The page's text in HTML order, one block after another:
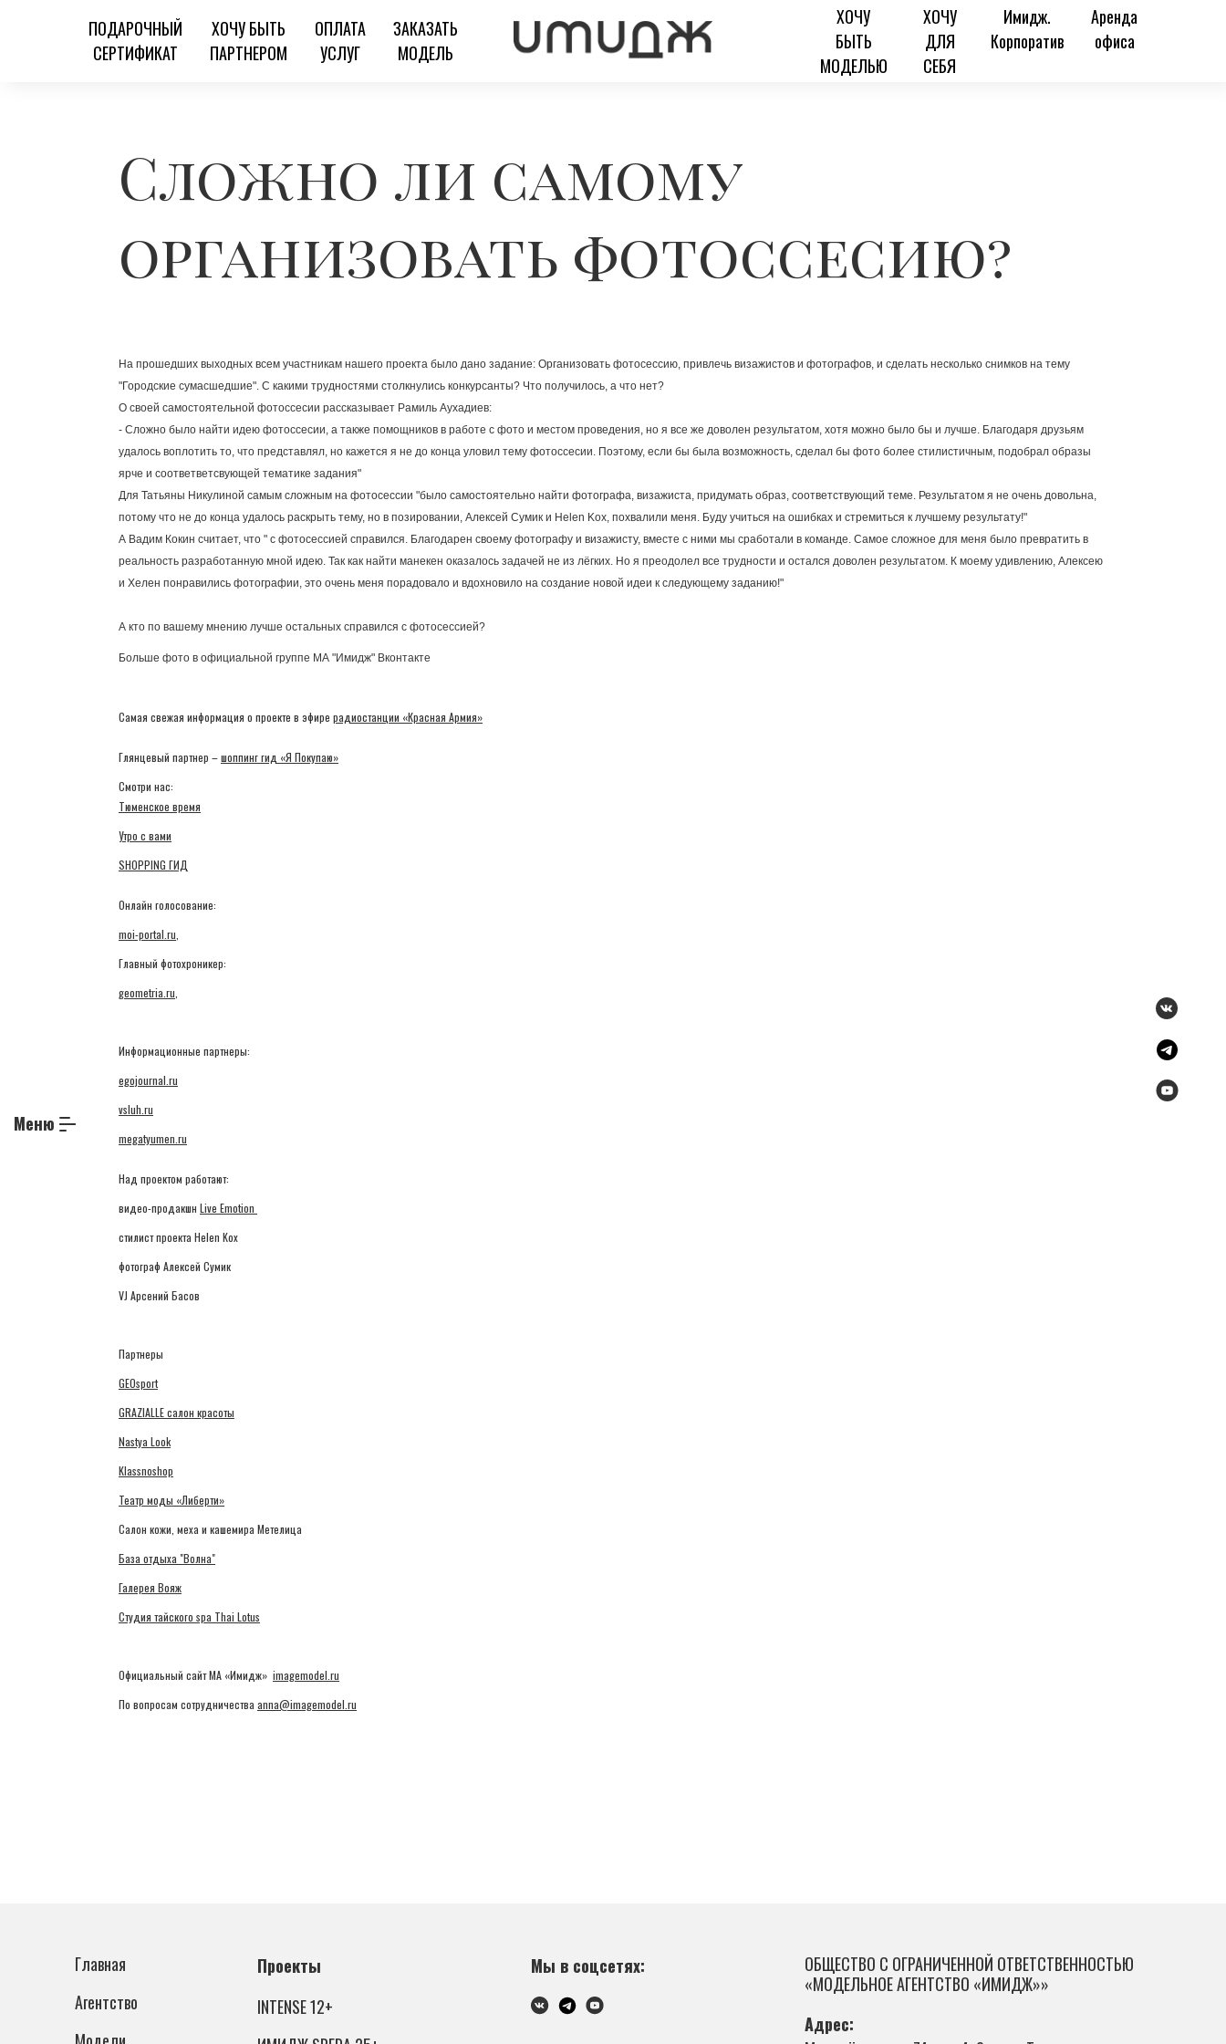
ПОДАРОЧНЫЙ
СЕРТИФИКАТ
ХОЧУ БЫТЬ
ПАРТНЕРОМ
ОПЛАТА
УСЛУГ
ЗАКАЗАТЬ
МОДЕЛЬ
ХОЧУ
БЫТЬ
МОДЕЛЬЮ
ХОЧУ
ДЛЯ
СЕБЯ
Имидж.
Корпоратив
Аренда
офиса
Меню
Сложно ли самому
организовать фотоссесию?
На прошедших выходных всем участникам нашего проекта было дано задание: Организовать фотосессию, привлечь визажистов и фотографов, и сделать несколько снимков на тему
"Городские сумасшедшие". С какими трудностями столкнулись конкурсанты? Что получилось, а что нет?
О своей самостоятельной фотоссесии рассказывает Рамиль Аухадиев:
- Сложно было найти идею фотоссесии, а также помощников в работе с фото и местом проведения, но я все же доволен результатом, хотя можно было бы и лучше. Благодаря друзьям
удалось воплотить то, что представлял, но кажется я не до конца уловил тему фотоссесии. Поэтому, если бы была возможность, сделал бы фото более стилистичным, подобрал образы
ярче и соответветсвующей тематике задания"
Для Татьяны Никулиной самым сложным на фотосессии "было самостоятельно найти фотографа, визажиста, придумать образ, соответствующий теме. Результатом я не очень довольна,
потому что не до конца удалось раскрыть тему, но в позировании, Алексей Сумик и Helen Kox, похвалили меня. Буду учиться на ошибках и стремиться к лучшему результату!"
А Вадим Кокин считает, что " с фотосессией справился. Благодарен своему фотографу и визажисту, вместе с ними мы сработали в команде. Самое сложное для меня было превратить в
реальность разработанную мной идею. Так как найти манекен оказалось задачей не из лёгких. Но я преодолел все трудности и остался доволен результатом. К моему удивлению, Алексею
и Хелен понравились фотографии, это очень меня порадовало и вдохновило на создание новой идеи к следующему заданию!"
А кто по вашему мнению лучше остальных справился с фотосессией?
Больше фото в официальной группе МА "Имидж" Вконтакте
Самая свежая информация о проекте в эфире радиостанции «Красная Армия»
Глянцевый партнер –шоппинг гид «Я Покупаю»
Смотри нас:
Тюменское время
Утро с вами
SHOPPING ГИД
Онлайн голосование:
moi-portal.ru
Главный фотохроникер:
geometria.ru
Информационные партнеры:
egojournal.ru
vsluh.ru
megatyumen.ru
Над проектом работают:
видео-продакшн Live Emotion
стилист проекта Helen Kox
фотограф Алексей Сумик
VJ Арсений Басов
Партнеры
GEOsport
GRAZIALLE салон красоты
Nastya Look
Klassnoshop
Театр моды «Либерти»
Салон кожи, меха и кашемира Метелица
База отдыха "Волна"
Галерея Вояж
Студия тайского spa Thai Lotus
Официальный сайт МА «Имидж» imagemodel.ru
По вопросам сотрудничества anna@imagemodel.ru
Главная
Агентство
Проекты
INTENSE 12+
Мы в соцсетях:
ОБЩЕСТВО С ОГРАНИЧЕННОЙ ОТВЕТСТВЕННОСТЬЮ
«МОДЕЛЬНОЕ АГЕНТСТВО «ИМИДЖ»»
Адрес: